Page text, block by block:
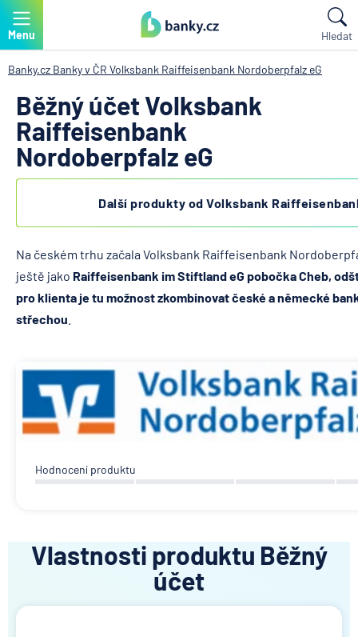
Menu Hledat
Banky.cz Banky v ČR Volksbank Raiffeisenbank Nordoberpfalz eG
Běžný účet Volksbank
Raiffeisenbank
Nordoberpfalz eG
Hodnocení produktu
Na českém trhu začala Volksbank Raiffeisenbank
ještě jako Raiffeisenbank im Stiftland eG pobočka Cheb,
pro klienta je tu možnost zkombinovat české a německé
střechou
Další produkty od Volksbank
Vlastnosti produktu Běžný
účet